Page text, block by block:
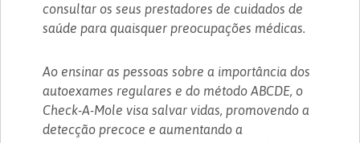
consultar os seus prestadores de cuidados de
saúde para quaisquer preocupações médicas.
Ao ensinar as pessoas sobre a importância dos
autoexames regulares e do método ABCDE, o
Check-A-Mole visa salvar vidas, promovendo a
detecção precoce e aumentando a